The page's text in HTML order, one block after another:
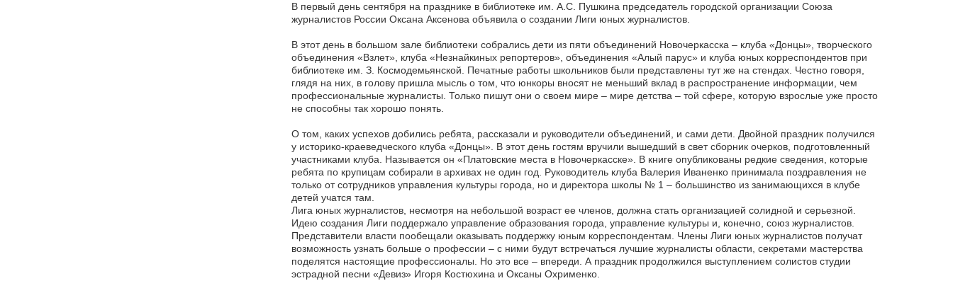
В первый день сентября на празднике в библиотеке им. А.С. Пушкина председатель городской организации Союза
журналистов России Оксана Аксенова объявила о создании Лиги юных журналистов.
В этот день в большом зале библиотеки собрались дети из пяти объединений Новочеркасска – клуба «Донцы», творческого
объединения «Взлет», клуба «Незнайкиных репортеров», объединения «Алый парус» и клуба юных корреспондентов при
библиотеке им. З. Космодемьянской. Печатные работы школьников были представлены тут же на стендах. Честно говоря,
глядя на них, в голову пришла мысль о том, что юнкоры вносят не меньший вклад в распространение информации, чем
профессиональные журналисты. Только пишут они о своем мире – мире детства – той сфере, которую взрослые уже просто
не способны так хорошо понять.
О том, каких успехов добились ребята, рассказали и руководители объединений, и сами дети. Двойной праздник получился
у историко-краеведческого клуба «Донцы». В этот день гостям вручили вышедший в свет сборник очерков, подготовленный
участниками клуба. Называется он «Платовские места в Новочеркасске». В книге опубликованы редкие сведения, которые
ребята по крупицам собирали в архивах не один год. Руководитель клуба Валерия Иваненко принимала поздравления не
только от сотрудников управления культуры города, но и директора школы № 1 – большинство из занимающихся в клубе
детей учатся там.
Лига юных журналистов, несмотря на небольшой возраст ее членов, должна стать организацией солидной и серьезной.
Идею создания Лиги поддержало управление образования города, управление культуры и, конечно, союз журналистов.
Представители власти пообещали оказывать поддержку юным корреспондентам. Члены Лиги юных журналистов получат
возможность узнать больше о профессии – с ними будут встречаться лучшие журналисты области, секретами мастерства
поделятся настоящие профессионалы. Но это все – впереди. А праздник продолжился выступлением солистов студии
эстрадной песни «Девиз» Игоря Костюхина и Оксаны Охрименко.